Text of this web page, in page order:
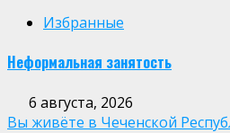
Избранные
Неформальная занятость
6 августа, 2026
Вы живёте в Чеченской